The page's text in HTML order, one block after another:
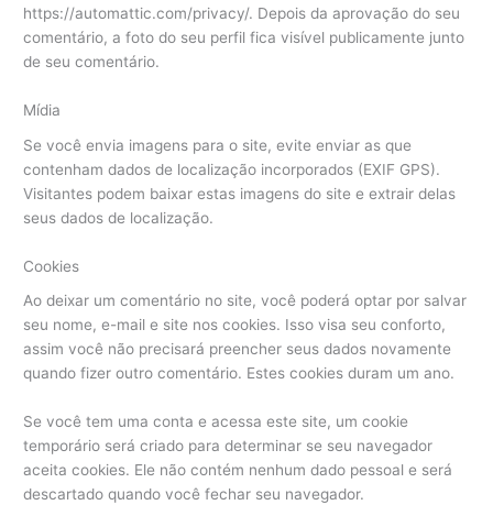
https://automattic.com/privacy/. Depois da aprovação do seu
comentário, a foto do seu perfil fica visível publicamente junto
de seu comentário.
Mídia
Se você envia imagens para o site, evite enviar as que
contenham dados de localização incorporados (EXIF GPS).
Visitantes podem baixar estas imagens do site e extrair delas
seus dados de localização.
Cookies
Ao deixar um comentário no site, você poderá optar por salvar
seu nome, e-mail e site nos cookies. Isso visa seu conforto,
assim você não precisará preencher seus dados novamente
quando fizer outro comentário. Estes cookies duram um ano.
Se você tem uma conta e acessa este site, um cookie
temporário será criado para determinar se seu navegador
aceita cookies. Ele não contém nenhum dado pessoal e será
descartado quando você fechar seu navegador.